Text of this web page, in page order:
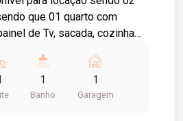
que 01 quarto com
de Tv, sacada, cozinha
com box e armário,
vaga de garagem, portaria
de festas com área
1
Banho
1
Garagem